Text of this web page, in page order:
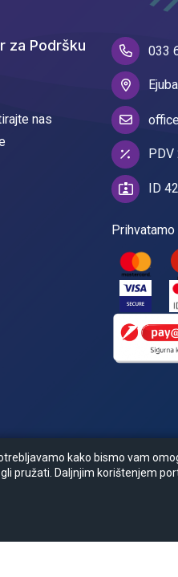
za Podršku
nas
033
ID
Prihvatamo
kako bismo vam
pružati. Daljnjim korištenjem